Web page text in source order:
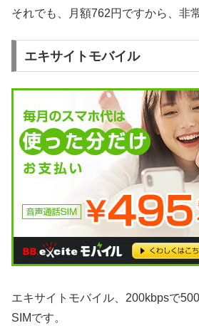
それでも、月額762円ですから、非
エキサイトモバイル
エキサイトモバイル、200kbpsで
SIMです。